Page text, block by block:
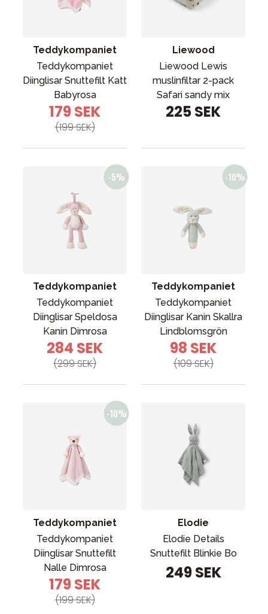
Teddykompaniet
Teddykompaniet
Diinglisar Snuttefilt Katt
Babyrosa
179 SEK
(199 SEK)
Liewood
Liewood Lewis
muslinfiltar 2-pack
Safari sandy mix
225 SEK
Teddykompaniet
Teddykompaniet
Diinglisar Speldosa
Kanin Dimrosa
284 SEK
(299 SEK)
Teddykompaniet
Teddykompaniet
Diinglisar Kanin Skallra
Lindblomsgrön
98 SEK
(109 SEK)
Teddykompaniet
Teddykompaniet
Diinglisar Snuttefilt
Nalle Dimrosa
179 SEK
(199 SEK)
Elodie
Elodie Details
Snuttefilt Blinkie Bo
249 SEK
Kampanjer
Presenttips
Våra favoriter
Varumärken
Sol och bad
Kontakta oss
Vår butik